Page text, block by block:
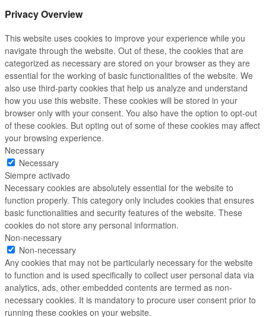
Privacy Overview
This website uses cookies to improve your experience while you
navigate through the website. Out of these, the cookies that are
categorized as necessary are stored on your browser as they are
essential for the working of basic functionalities of the website. We
also use third-party cookies that help us analyze and understand
how you use this website. These cookies will be stored in your
browser only with your consent. You also have the option to opt-out
of these cookies. But opting out of some of these cookies may affect
your browsing experience.
Necessary
Necessary
Siempre activado
Necessary cookies are absolutely essential for the website to
function properly. This category only includes cookies that ensures
basic functionalities and security features of the website. These
cookies do not store any personal information.
Non-necessary
Non-necessary
Any cookies that may not be particularly necessary for the website
to function and is used specifically to collect user personal data via
analytics, ads, other embedded contents are termed as non-
necessary cookies. It is mandatory to procure user consent prior to
running these cookies on your website.